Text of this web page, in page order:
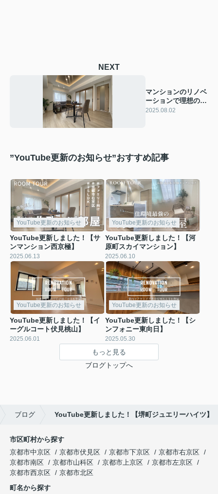
NEXT
マンションのリノベ
ーションで理想のデ
ザインを実現！費用
2025.08.02
”YouTube更新のお知らせ”おすすめ記事
YouTube更新のお知らせ
YouTube更新しました！【サ
ンマンション西京極】
2025.06.13
YouTube更新のお知らせ
YouTube更新しました！【河
原町スカイマンション】
2025.06.10
YouTube更新のお知らせ
YouTube更新しました！【イ
ーグルコート伏見桃山】
2025.06.01
YouTube更新のお知らせ
YouTube更新しました！【シ
ンフォニー東向日】
2025.05.30
もっと見る
ブログトップへ
ブログ YouTube更新しました！【堺町ジュエリーハイツ】
市区町村から探す
京都市中京区
京都市伏見区 京都市下京区
京都市右京区
京都市南区
京都市山科区 京都市上京区
京都市左京区
京都市西京区
京都市北区
町名から探す